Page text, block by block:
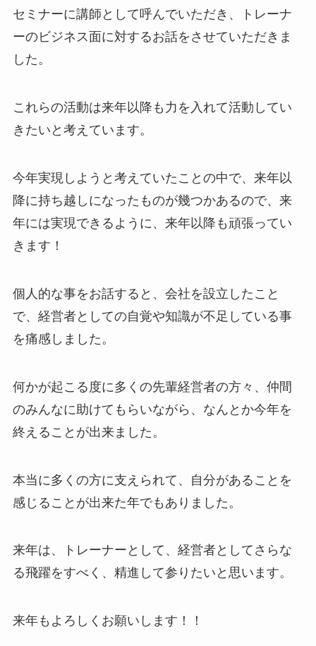
セミナーに講師として呼んでいただき、トレーナ
ーのビジネス面に対するお話をさせていただきま
した。
これらの活動は来年以降も力を入れて活動してい
きたいと考えています。
今年実現しようと考えていたことの中で、来年以
降に持ち越しになったものが幾つかあるので、来
年には実現できるように、来年以降も頑張ってい
きます！
個人的な事をお話すると、会社を設立したこと
で、経営者としての自覚や知識が不足している事
を痛感しました。
何かが起こる度に多くの先輩経営者の方々、仲間
のみんなに助けてもらいながら、なんとか今年を
終えることが出来ました。
本当に多くの方に支えられて、自分があることを
感じることが出来た年でもありました。
来年は、トレーナーとして、経営者としてさらな
る飛躍をすべく、精進して参りたいと思います。
来年もよろしくお願いします！！